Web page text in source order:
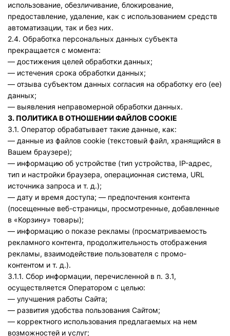
использование, обезличивание, блокирование,
предоставление, удаление, как с использованием средств
автоматизации, так и без них.
2.4. Обработка персональных данных субъекта
прекращается с момента:
— достижения целей обработки данных;
— истечения срока обработки данных;
— отзыва субъектом данных согласия на обработку его (ее)
данных;
— выявления неправомерной обработки данных.
3. ПОЛИТИКА В ОТНОШЕНИИ ФАЙЛОВ COOKIE
3.1. Оператор обрабатывает такие данные, как:
— данные из файлов cookie (текстовый файл, хранящийся в
Вашем браузере);
— информацию об устройстве (тип устройства, IP-адрес,
тип и настройки браузера, операционная система, URL
источника запроса и т. д.);
— дату и время доступа; — предпочтения контента
(посещенные веб-страницы, просмотренные, добавленные
в «Корзину» товары);
— информацию о показе рекламы (просматриваемость
рекламного контента, продолжительность отображения
рекламы, взаимодействие пользователя с промо-
контентом и т. д.).
3.1.1. Сбор информации, перечисленной в п. 3.1,
осуществляется Оператором с целью:
— улучшения работы Сайта;
— развития удобства пользования Сайтом;
— корректного использования предлагаемых на нем
возможностей и услуг;